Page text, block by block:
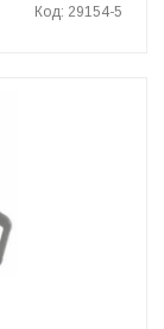
Код: 29154-5